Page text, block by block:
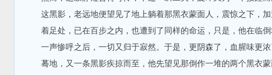
这黑影，老远地便望见了地上躺着那黑衣蒙面人，震惊之下，加
着足处，已在百步之内，也遭到了同样的命运，只是，他在临倒
一声惨呼之后，一切又归于寂然。于是，更阴森了，血腥味更浓
蓦地，又一条黑影疾掠而至，他先望见那倒作一堆的两个黑衣蒙